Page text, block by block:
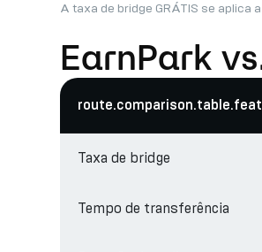
A taxa de bridge GRÁTIS se
EarnPark
Taxa de bridge
Tempo de transferência